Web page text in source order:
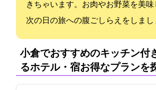
きちゃいます。お肉やお野菜を美味
次の日の旅への腹ごしらえをしまし
小倉でおすすめのキッチン付
るホテル・宿:お得なプランを